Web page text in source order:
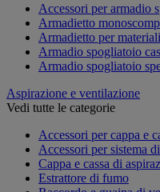
Accessori per armadio
Armadietto
Armadietto per
Armadio spogliatoio
Armadio spogliatoio
Aspirazione e ventilazione
Vedi tutte le categorie
Accessori per cappa e
Accessori per sistema
Cappa e cassa di
Estrattore di fumo